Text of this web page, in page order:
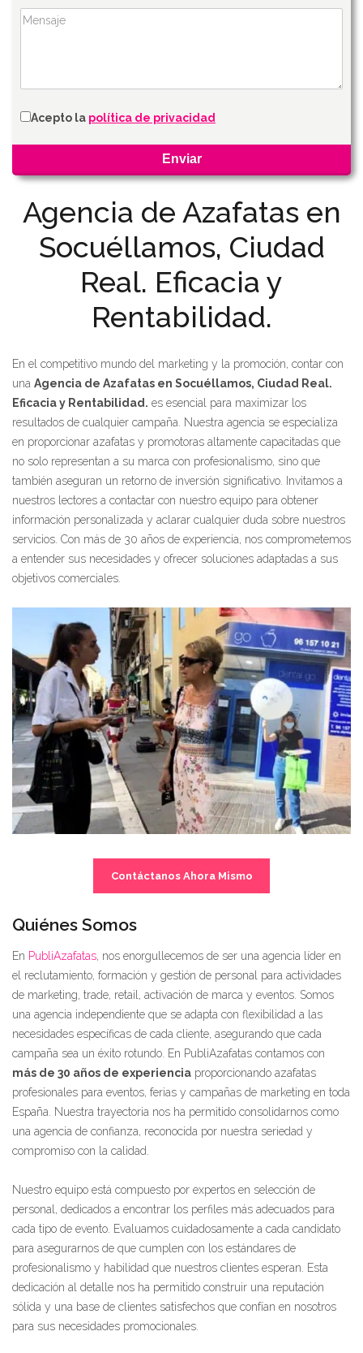
Agencia de Azafatas en
Socuéllamos, Ciudad
Real. Eficacia y
Rentabilidad.
En el competitivo mundo del marketing y la promoción, contar con
una Agencia de Azafatas en Socuéllamos, Ciudad Real.
Eficacia y Rentabilidad. es esencial para maximizar los
resultados de cualquier campaña. Nuestra agencia se especializa
en proporcionar azafatas y promotoras altamente capacitadas que
no solo representan a su marca con profesionalismo, sino que
también aseguran un retorno de inversión significativo. Invitamos a
nuestros lectores a contactar con nuestro equipo para obtener
información personalizada y aclarar cualquier duda sobre nuestros
servicios. Con más de 30 años de experiencia, nos comprometemos
a entender sus necesidades y ofrecer soluciones adaptadas a sus
objetivos comerciales.
Contáctanos Ahora Mismo
Quiénes Somos
En PubliAzafatas, nos enorgullecemos de ser una agencia líder en
el reclutamiento, formación y gestión de personal para actividades
de marketing, trade, retail, activación de marca y eventos. Somos
una agencia independiente que se adapta con flexibilidad a las
necesidades específicas de cada cliente, asegurando que cada
campaña sea un éxito rotundo. En PubliAzafatas contamos con
más de 30 años de experiencia proporcionando azafatas
profesionales para eventos, ferias y campañas de marketing en toda
España. Nuestra trayectoria nos ha permitido consolidarnos como
una agencia de confianza, reconocida por nuestra seriedad y
compromiso con la calidad.
Nuestro equipo está compuesto por expertos en selección de
personal, dedicados a encontrar los perfiles más adecuados para
cada tipo de evento. Evaluamos cuidadosamente a cada candidato
para asegurarnos de que cumplen con los estándares de
profesionalismo y habilidad que nuestros clientes esperan. Esta
dedicación al detalle nos ha permitido construir una reputación
sólida y una base de clientes satisfechos que confían en nosotros
para sus necesidades promocionales.
Acepto la política de privacidad